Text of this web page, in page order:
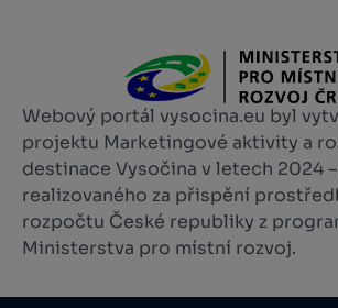
Webový portál vysocina.eu byl
projektu Marketingové aktivity a
destinace Vysočina v letech 2024
realizovaného za přispění
rozpočtu České republiky z
Ministerstva pro místní rozvoj.